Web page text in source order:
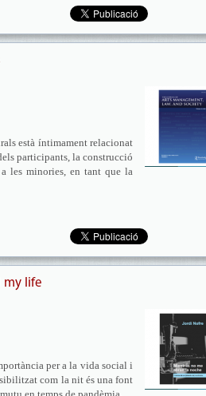
està íntimament relacionat
participants, la construcció
les minories, en tant que la
my life
per a la vida social i
com la nit és una font